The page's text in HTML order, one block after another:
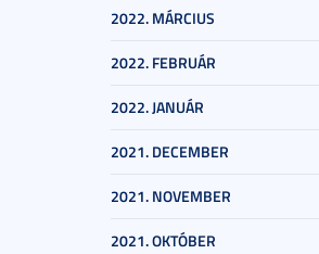
2022. MÁRCIUS
2022. FEBRUÁR
2022. JANUÁR
2021. DECEMBER
2021. NOVEMBER
2021. OKTÓBER